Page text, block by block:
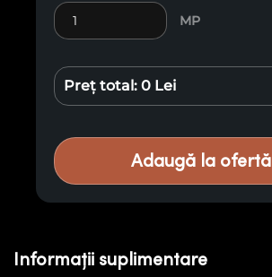
Cantitate Lambriu Antichizat E28
MP
Preț total: 0 Lei
Adaugă la ofertă
Informații suplimentare